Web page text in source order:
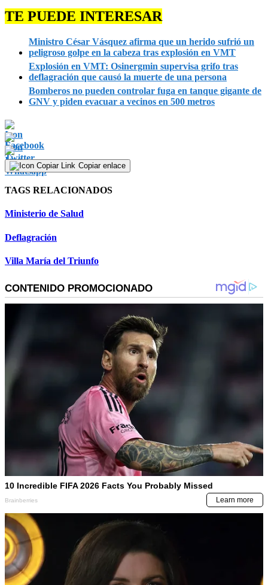
TE PUEDE INTERESAR
Ministro César Vásquez afirma que un herido sufrió un
peligroso golpe en la cabeza tras explosión en VMT
Explosión en VMT: Osinergmin supervisa grifo tras
deflagración que causó la muerte de una persona
Bomberos no pueden controlar fuga en tanque gigante de
GNV y piden evacuar a vecinos en 500 metros
Copiar enlace
TAGS RELACIONADOS
Ministerio de Salud
Deflagración
Villa María del Triunfo